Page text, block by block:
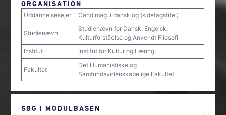
ORGANISATION
Uddannelsesejer Cand.mag. i dansk og (sidefagstitel)
Studienævn
Studienævn for Dansk, Engelsk,
Kulturforståelse og Anvendt Filosofi
Institut
Institut for Kultur og Læring
Fakultet
Det Humanistiske og
Samfundsvidenskabelige Fakultet
SØG I MODULBASEN